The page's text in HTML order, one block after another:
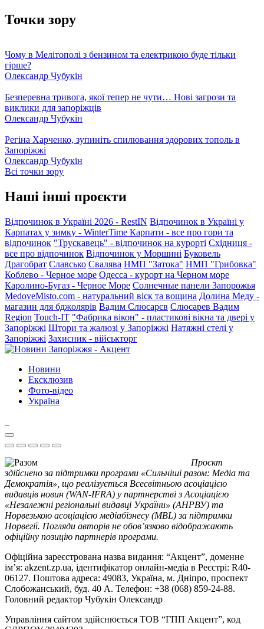
Точки зору
Чому в Мелітополі з бензином та електрикою буде тільки
гірше?
Олександр Чубукін
Безперевна тривога, якої тепер не чути… Нові загрози та
виклики для запоріжців
Олександр Чубукін
Регіна Харченко, зупиніть спилювання здорових тополь в
Запоріжжі
Олександр Чубукін
Всі точки зору
Наші інші проєкти
Відпочинок в Україні 2026 - RestIN Відпочинок в Україні у
Карпатах у зимку - WinterTime Карпати - все про гори та
відпочинок "Трускавець" - відпочинок на курорті Східниця -
все про відпочинок Відпочинок у Моршині Буковель
Драгобрат Славсько Свалява НМП "Затока" НМП "Грибовка"
Коблево - Черное море Одесса - курорт на Черном море
Каролино-Бугаз - Черное Море Солнечные панели Запорожья
MedoveMisto.com - натуральний віск та вощина Долина Меду -
магазин для бджолярів Вадим Слюсарєв Слюсарев Вадим
Region Touch-IT "Фабрика вікон" - пластикові вікна та двері у
Запоріжжі Штори та жалюзі у Запоріжжі Натяжні стелі у
Запоріжжі Захисник - військторг
Новини
Ексклюзив
Фото-відео
Україна
Проєкт
здійснено за підтримки програми «Сильніші разом: Медіа та
Демократія», що реалізується Всесвітньою асоціацією
видавців новин (WAN-IFRA) у партнерстві з Асоціацією
«Незалежні регіональні видавці України» (АНРВУ) та
Норвезькою асоціацією медіабізнесу (MBL) за підтримки
Норвегії. Погляди авторів не обов’язково відображають
офіційну позицію партнерів програми.
Офіційна зареєстрована назва видання: “Акцент”, доменне
ім’я: akzent.zp.ua, ідентифікатор онлайн-медіа в Реєстрі: R40-
06127. Поштова адреса: 49083, Україна, м. Дніпро, проспект
Слобожанський, буд. 40 А. Телефон: +38 (068) 859-24-88.
Головний редактор Чубукін Олександр
Управління сайтом здійснюється ТОВ “ГПП Акцент”, код